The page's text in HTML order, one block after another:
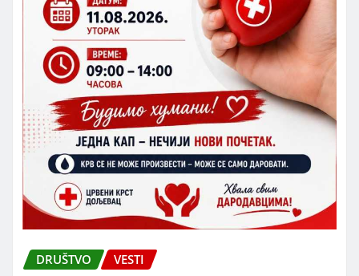
DRUŠTVO VESTI